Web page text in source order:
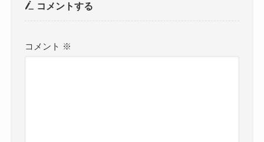
コメントする
コメント ※